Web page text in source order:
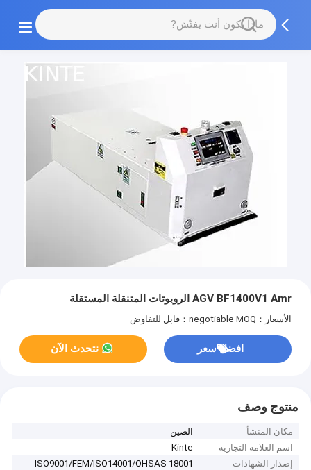
AGV BF1400V1 Amr الروبوتات المتنقلة المستقلة
الأسعار：negotiable MOQ：قابل للتفاوض
افضل سعر نتحدث الآن
منتوج وصف
مكان المنشأ
الصين
اسم العلامة التجارية
Kinte
إصدار الشهادات
ISO9001/FEM/ISO14001/OHSAS 18001